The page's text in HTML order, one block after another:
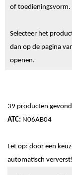
of toedieningsvorm.
Selecteer het
dan op de pagina
openen.
39 producten
ATC: N06AB04
Let op: door een
automatisch ververst!